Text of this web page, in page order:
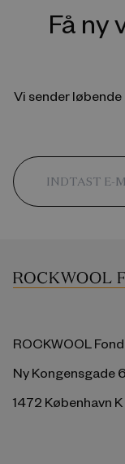
Få ny
Vi sender
ROCKWOOL
Ny Kongensgade 6
1472 København K